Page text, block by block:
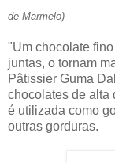
de Marmelo)
"Um chocolate
juntas, o tornam
Pâtissier Guma
chocolates de alta
é utilizada como
outras gorduras.